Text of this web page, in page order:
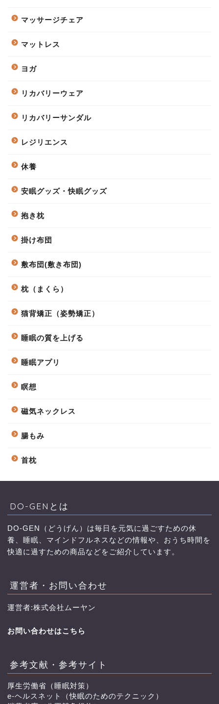
マッサージチェア
マットレス
ヨガ
リカバリーウェア
リカバリーサンダル
レジリエンス
休養
安眠グッズ・快眠グッズ
抱き枕
掛け布団
敷布団(敷き布団)
枕（まくら）
猫背矯正（姿勢矯正）
睡眠の質を上げる
睡眠アプリ
瞑想
磁気ネックレス
腸もみ
首枕
DO-GENとは
DO-GEN（どうげん）は毎日を元気に過ごすための休
養、睡眠、マインドフルネスなどの情報や、おうち時間を
快適に過すための商品などをご紹介しています。
運営者・お問い合わせ
運営者:株式会社ムーヤン
お問い合わせはこちら
参考文献・参考サイト
厚生労働省（睡眠対策）
e-ヘルスネット（快眠のためのテクニック）